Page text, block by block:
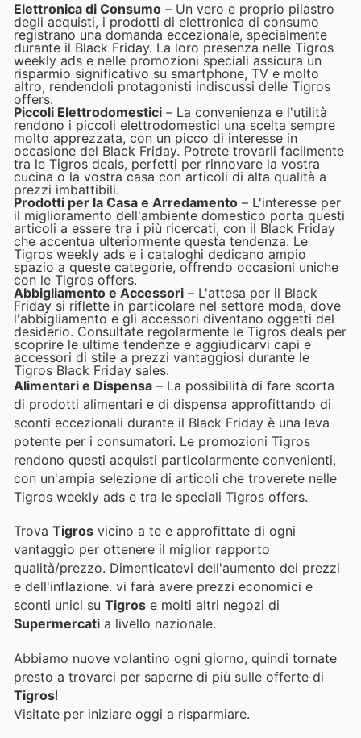
Elettronica di Consumo – Un vero e proprio pilastro
degli acquisti, i prodotti di elettronica di consumo
registrano una domanda eccezionale, specialmente
durante il Black Friday. La loro presenza nelle Tigros
weekly ads e nelle promozioni speciali assicura un
risparmio significativo su smartphone, TV e molto
altro, rendendoli protagonisti indiscussi delle Tigros
offers.
Piccoli Elettrodomestici – La convenienza e l'utilità
rendono i piccoli elettrodomestici una scelta sempre
molto apprezzata, con un picco di interesse in
occasione del Black Friday. Potrete trovarli facilmente
tra le Tigros deals, perfetti per rinnovare la vostra
cucina o la vostra casa con articoli di alta qualità a
prezzi imbattibili.
Prodotti per la Casa e Arredamento – L'interesse per
il miglioramento dell'ambiente domestico porta questi
articoli a essere tra i più ricercati, con il Black Friday
che accentua ulteriormente questa tendenza. Le
Tigros weekly ads e i cataloghi dedicano ampio
spazio a queste categorie, offrendo occasioni uniche
con le Tigros offers.
Abbigliamento e Accessori – L'attesa per il Black
Friday si riflette in particolare nel settore moda, dove
l'abbigliamento e gli accessori diventano oggetti del
desiderio. Consultate regolarmente le Tigros deals per
scoprire le ultime tendenze e aggiudicarvi capi e
accessori di stile a prezzi vantaggiosi durante le
Tigros Black Friday sales.
Alimentari e Dispensa – La possibilità di fare scorta
di prodotti alimentari e di dispensa approfittando di
sconti eccezionali durante il Black Friday è una leva
potente per i consumatori. Le promozioni Tigros
rendono questi acquisti particolarmente convenienti,
con un'ampia selezione di articoli che troverete nelle
Tigros weekly ads e tra le speciali Tigros offers.
Trova Tigros vicino a te e approfittate di ogni
vantaggio per ottenere il miglior rapporto
qualità/prezzo. Dimenticatevi dell'aumento dei prezzi
e dell'inflazione. vi farà avere prezzi economici e
sconti unici su Tigros e molti altri negozi di
Supermercati a livello nazionale.
Abbiamo nuove volantino ogni giorno, quindi tornate
presto a trovarci per saperne di più sulle offerte di
Tigros!
Visitate per iniziare oggi a risparmiare.